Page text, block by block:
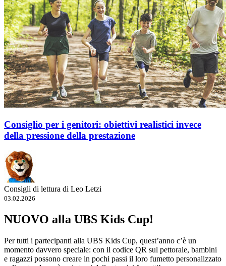
Consiglio per i genitori: obiettivi realistici invece
della pressione della prestazione
Consigli di lettura di Leo Letzi
03.02.2026
NUOVO alla UBS Kids Cup!
Per tutti i partecipanti alla UBS Kids Cup, quest’anno c’è un
momento davvero speciale: con il codice QR sul pettorale, bambini
e ragazzi possono creare in pochi passi il loro fumetto personalizzato